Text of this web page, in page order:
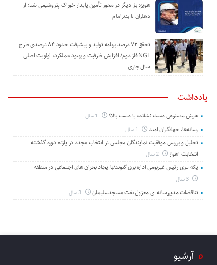
هویزه بار دیگر در محور تأمین پایدار خوراک پتروشیمی شد؛ از
دهلران تا بندرامام
تحقق ۷۲ درصد برنامه تولید و پیشرفت حدود ۸۴ درصدی طرح
NGL فاز دوم/ افزایش ظرفیت و بهبود عملکرد، اولویت اصلی
سال جاری
یادداشت
هوش مصنوعی دست نشانده یا دست بالا؟
رسانه‌ها، جهادگران امید
تحلیل و بررسی موفقیت نمایندگان مجلس در انتخاب مجدد در یازده دوره گذشته
انتخابات اهواز
2 سال
یکه تازی رئیس غیربومی اداره برق گتوند/با ایجاد بحران های اجتماعی در منطقه
3 سال
تناقضات مدیررسانه ای معزول نفت مسجدسلیمان 3 سال
آرشیو